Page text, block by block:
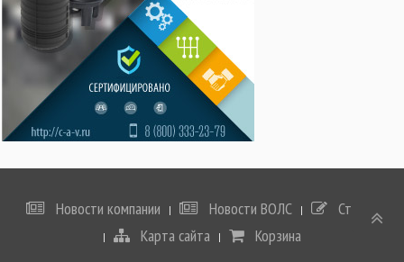
Новости компании Новости ВОЛС
Статьи
Карта сайта
Корзина